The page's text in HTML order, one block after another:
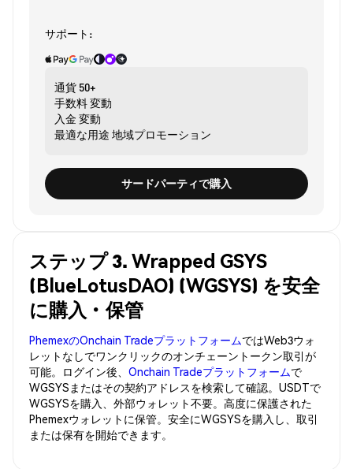
サポート:
通貨 50+
手数料変動
入金 変動
最適な用途 地域プロモーション
サードパーティで購入
ステップ 3. Wrapped GSYS
(BlueLotusDAO) (WGSYS) を安全
に購入・保管
PhemexのOnchain TradeプラットフォームではWeb3ウォ
レットなしでワンクリックのオンチェーントークン取引が
可能。ログイン後、 Onchain Tradeプラットフォームで
WGSYSまたはその契約アドレスを検索して確認。USDTで
WGSYSを購入、外部ウォレット不要。高度に保護された
Phemexウォレットに保管。安全にWGSYSを購入し、取引
または保有を開始できます。